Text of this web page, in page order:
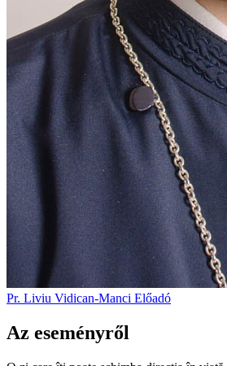
Pr. Liviu Vidican-Manci Előadó
Az eseményről